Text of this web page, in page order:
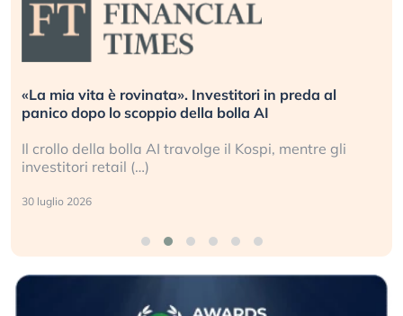
«La mia vita è rovinata». Investitori in preda al
panico dopo lo scoppio della bolla AI
Il crollo della bolla AI travolge il Kospi, mentre gli
investitori retail (…)
30 luglio 2026